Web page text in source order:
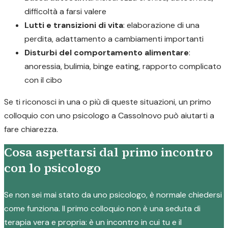
difficoltà a farsi valere
Lutti e transizioni di vita: elaborazione di una
perdita, adattamento a cambiamenti importanti
Disturbi del comportamento alimentare:
anoressia, bulimia, binge eating, rapporto complicato
con il cibo
Se ti riconosci in una o più di queste situazioni, un primo
colloquio con uno psicologo a Cassolnovo può aiutarti a
fare chiarezza.
Cosa aspettarsi dal primo incontro
con lo psicologo
Se non sei mai stato da uno psicologo, è normale chiedersi
come funziona. Il primo colloquio non è una seduta di
terapia vera e propria: è un incontro in cui tu e il